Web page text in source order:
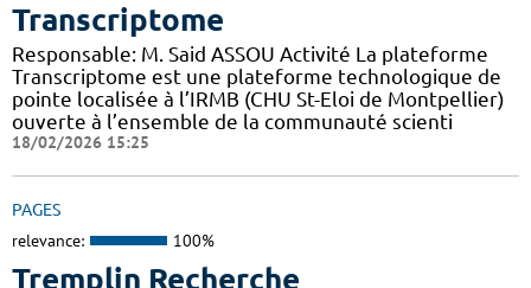
Transcriptome
Responsable: M. Said ASSOU Activité La plateforme
Transcriptome est une plateforme technologique de
pointe localisée à l’IRMB (CHU St-Eloi de Montpellier)
ouverte à l’ensemble de la communauté scienti
18/02/2026 15:25
PAGES
relevance: 100%
Tremplin Recherche